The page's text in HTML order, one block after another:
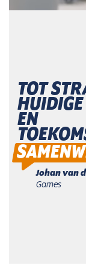
TOT
HUIDIGE
EN
Johan van
Games